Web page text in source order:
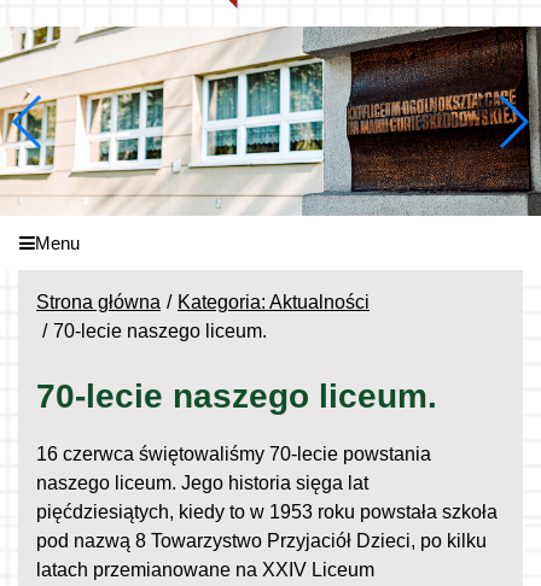
Menu
Strona główna
Kategoria: Aktualności
70-lecie naszego liceum.
70-lecie naszego liceum.
16 czerwca świętowaliśmy 70-lecie powstania
naszego liceum. Jego historia sięga lat
pięćdziesiątych, kiedy to w 1953 roku powstała szkoła
pod nazwą 8 Towarzystwo Przyjaciół Dzieci, po kilku
latach przemianowane na XXIV Liceum